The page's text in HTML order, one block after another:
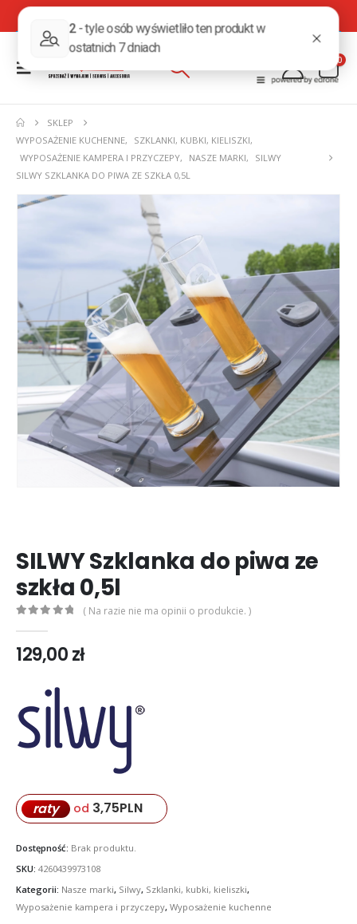
0
SKLEP
WYPOSAŻENIE KUCHENNE, SZKLANKI, KUBKI, KIELISZKI,
WYPOSAŻENIE KAMPERA I PRZYCZEPY, NASZE MARKI,
SILWY
SILWY SZKLANKA DO PIWA ZE SZKŁA 0,5L
SILWY Szklanka do piwa ze
szkła 0,5l
( Na razie nie ma opinii o produkcie. )
129,00zł
raty od 3,75PLN
Dostępność: Brak produktu.
SKU: 4260439973108
Kategorii: Nasze marki, Silwy, Szklanki, kubki, kieliszki,
Wyposażenie kampera i przyczepy, Wyposażenie kuchenne